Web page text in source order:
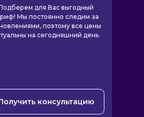
для Вас выгодный
Мы постоянно следим за
поэтому все цены
на сегодняшний день
консультацию